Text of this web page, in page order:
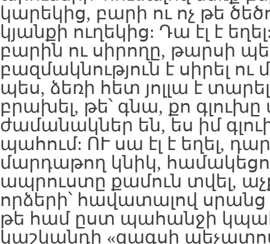
կարեկից, բարի ու ոչ թե
կյանքի ուղեկից: Դա էլ է
բարին ու սիրողը, թարսի
բազմակնություն է սիրել ու
պես, ձեռի հետ յոլլա է
բրախել, թե՝ գնա, քո
ժամանակներ են, ես իմ
պահում: ՈՒ սա էլ է եղել,
մարդաթող կնիկ,
ապրուստը քամուն տվել,
որձերի՝ հավատալով
թե համ ըստ պահանջի
կաշկանդի «զագսի